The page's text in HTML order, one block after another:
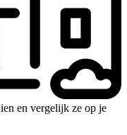
en vergelijk ze op je